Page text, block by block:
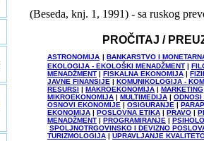
(Beseda, knj. 1, 1991) - sa ruskog
PROČITAJ /
ASTRONOMIJA
BANKARSTVO I
EKOLOGIJA - EKOLOŠKI MENADŽMENT
MENADŽMENT
FISKALNA EKONOMIJA
JAVNE FINANSIJE
KOMUNIKOLOGIJA -
RESURSI
MAKROEKONOMIJA MARKETING
MIKROEKONOMIJA
MULTIMEDIJA
ODNOSI
OSNOVI EKONOMIJE
OSIGURANJE
EKONOMIJA
POSLOVNA ETIKA PRAVO
MENADŽMENT
PROGRAMIRANJE
SPOLJNOTRGOVINSKO I DEVIZNO
TURIZMOLOGIJA
UPRAVLJANJE